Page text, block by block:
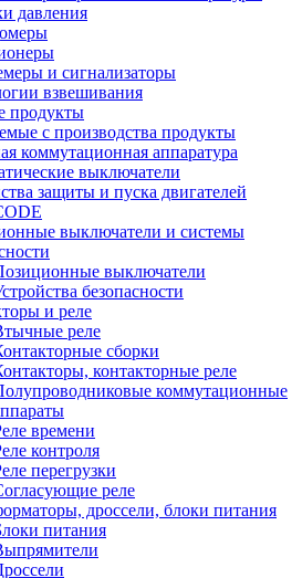
давления
и сигнализаторы
взвешивания
продукты
с производства продукты
коммутационная аппаратура
выключатели
защиты и пуска двигателей
выключатели и системы
выключатели
безопасности
и реле
реле
сборки
контакторные реле
коммутационные
времени
контроля
перегрузки
реле
дроссели, блоки питания
питания